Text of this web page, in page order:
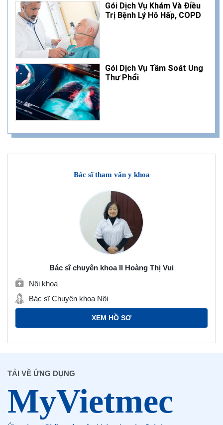
Gói Dịch Vụ Khám Và Điều
Trị Bệnh Lý Hô Hấp, COPD
Gói Dịch Vụ Tầm Soát Ung
Thư Phổi
Bác sĩ tham vấn y khoa
Bác sĩ chuyên khoa II Hoàng Thị Vui
Nội khoa
Bác sĩ Chuyên khoa Nội
XEM HỒ SƠ
TẢI VỀ ỨNG DỤNG